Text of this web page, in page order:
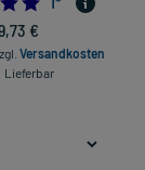
€
Versandkosten
Lieferbar